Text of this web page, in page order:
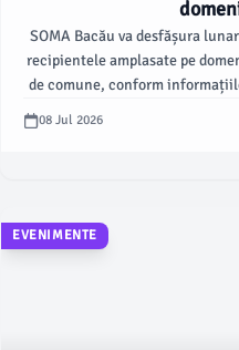
SOMA Bacău va desfășura
recipientele amplasate pe
de comune, conform
2026, iar zilele respective
08 Jul 2026
EVENIMENTE